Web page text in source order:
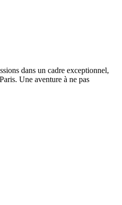
dans un cadre exceptionnel,
Une aventure à ne pas